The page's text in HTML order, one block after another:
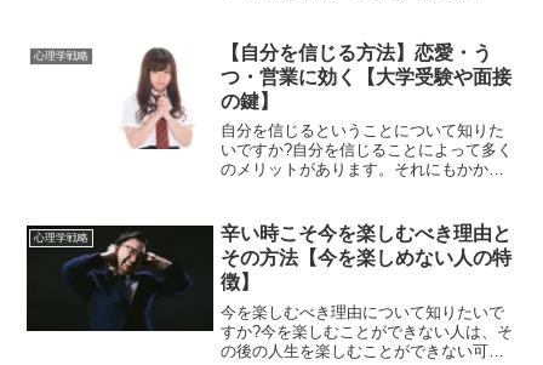
る可能性があるということについて説明
します。今までの自分と決...
心理学戦略
【自分を信じる方法】恋愛・う
つ・営業に効く【大学受験や面接
の鍵】
自分を信じるということについて知りた
いですか?自分を信じることによって多く
のメリットがあります。それにもかかわ
受験勉強などにおいて、自信を持つこと
がいかに重要であるかと...
心理学戦略
辛い時こそ今を楽しむべき理由と
その方法【今を楽しめない人の特
徴】
今を楽しむべき理由について知りたいで
すか?今を楽しむことができない人は、そ
の後の人生を楽しむことができない可能